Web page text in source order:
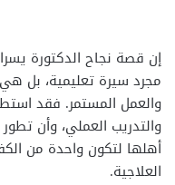
إن قصة نجاح الدكتورة
مجرد سيرة تعليمية، بل
والعمل المستمر. فقد
والتدريب العملي، وأن
أهلها لتكون واحدة من
العلاجية.